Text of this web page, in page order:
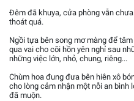
Đêm đã khuya, cửa phòng vẫn
thoát quá.
Ngồi tựa bên song mơ màng để
qua vai cho cõi hồn yên nghỉ sau
những việc lớn, nhỏ, chung, riêng...
Chùm hoa đung đưa bên hiên xô
cho lòng cảm nhận một nỗi an bình
đã muộn.